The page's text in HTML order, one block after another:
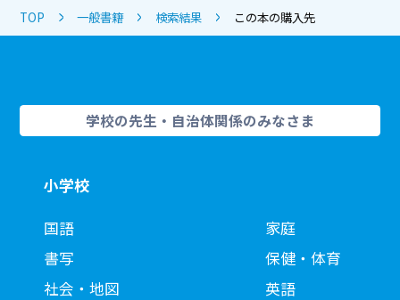
TOP 一般書籍 検索結果 この本の購入先
学校の先生・自治体関係のみなさま
小学校
国語
書写
社会・地図
家庭
保健・体育
英語